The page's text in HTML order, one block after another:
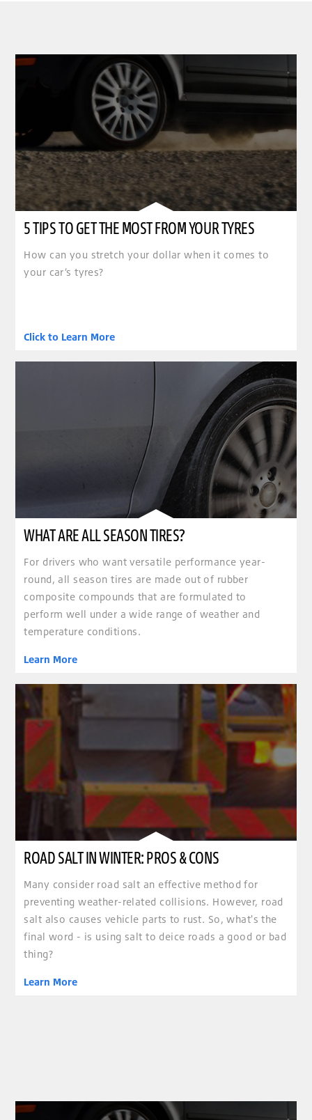
5 TIPS TO GET THE MOST FROM YOUR TYRES
How can you stretch your dollar when it comes to
your car’s tyres?
Click to Learn More
WHAT ARE ALL SEASON TIRES?
For drivers who want versatile performance year-
round, all season tires are made out of rubber
composite compounds that are formulated to
perform well under a wide range of weather and
temperature conditions.
Learn More
ROAD SALT IN WINTER: PROS & CONS
Many consider road salt an effective method for
preventing weather-related collisions. However, road
salt also causes vehicle parts to rust. So, what's the
final word - is using salt to deice roads a good or bad
thing?
Learn More